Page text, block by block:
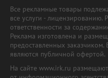
Все рекламные товары
все услуги - лицензированию.
ответственности за
Реклама изготовлена и
предоставленных
являются публичной офертой.
На сайте www.irk.ru